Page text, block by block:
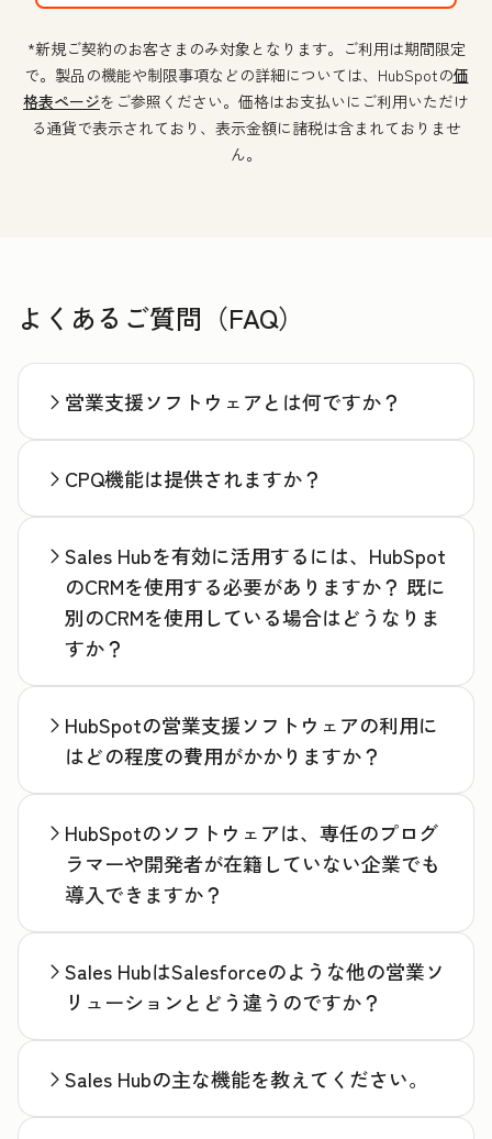
*新規ご契約のお客さまのみ対象となります。ご利用は期間限定
で。製品の機能や制限事項などの詳細については、HubSpotの価
格表ページをご参照ください。価格はお支払いにご利用いただけ
る通貨で表示されており、表示金額に諸税は含まれておりませ
ん。
よくあるご質問（FAQ）
営業支援ソフトウェアとは何ですか？
CPQ機能は提供されますか？
Sales Hubを有効に活用するには、HubSpot
のCRMを使用する必要がありますか？ 既に
別のCRMを使用している場合はどうなりま
すか？
HubSpotの営業支援ソフトウェアの利用に
はどの程度の費用がかかりますか？
HubSpotのソフトウェアは、専任のプログ
ラマーや開発者が在籍していない企業でも
導入できますか？
Sales HubはSalesforceのような他の営業ソ
リューションとどう違うのですか？
Sales Hubの主な機能を教えてください。